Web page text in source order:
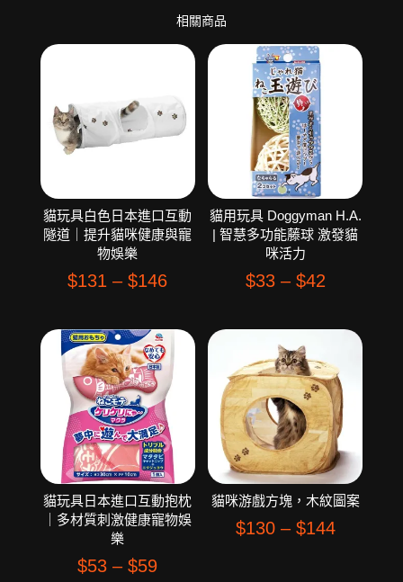
相關商品
貓玩具白色日本進口互動
隧道｜提升貓咪健康與寵
物娛樂
$131 –$146
貓用玩具 Doggyman H.A.
| 智慧多功能藤球 激發貓
咪活力
$33– $42
貓玩具日本進口互動抱枕
｜多材質刺激健康寵物娛
樂
$53 –$59
貓咪游戲方塊，木紋圖案
$130– $144